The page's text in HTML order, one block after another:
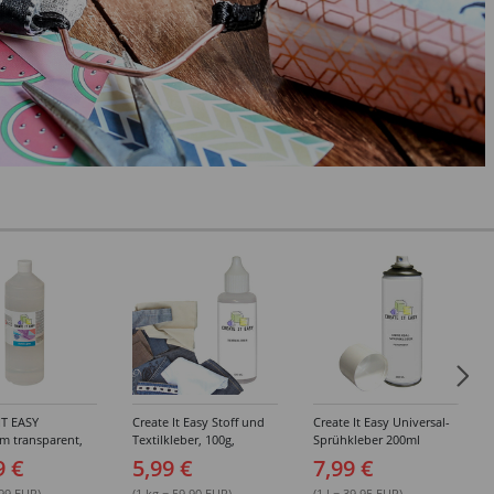
EASY
transparent,
€
Create It Easy Stoff und
Textilkleber, 100g,
Kunststoffflasche mit
Maldüse
5,99 €
Create It Easy Universal-
Sprühkleber 200ml
(permanent)
7,99 €